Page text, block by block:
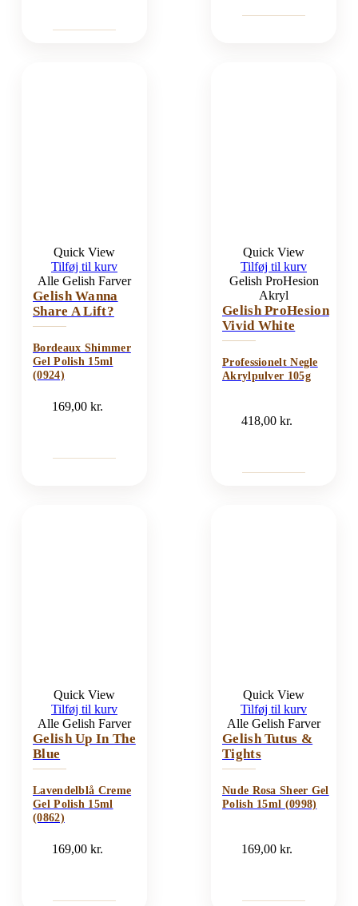
Quick View
Tilføj til kurv
Alle Gelish Farver
Gelish Wanna
Share A Lift?
Bordeaux Shimmer
Gel Polish 15ml
(0924)
169,00kr.
Quick View
Tilføj til kurv
Gelish ProHesion
Akryl
Gelish ProHesion
Vivid White
Professionelt Negle
Akrylpulver 105g
418,00kr.
Quick View
Tilføj til kurv
Alle Gelish Farver
Gelish Up In The
Blue
Lavendelblå Creme
Gel Polish 15ml
(0862)
169,00kr.
Quick View
Tilføj til kurv
Alle Gelish Farver
Gelish Tutus &
Tights
Nude Rosa Sheer Gel
Polish 15ml (0998)
169,00kr.